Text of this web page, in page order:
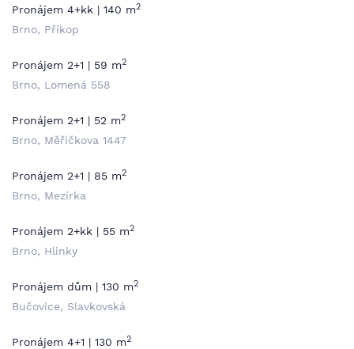
Pronájem 4+kk | 140 m2
Brno, Příkop
Pronájem 2+1 | 59 m2
Brno, Lomená 558
Pronájem 2+1 | 52 m2
Brno, Měřičkova 1447
Pronájem 2+1 | 85 m2
Brno, Mezírka
Pronájem 2+kk | 55 m2
Brno, Hlinky
Pronájem dům | 130 m2
Bučovice, Slavkovská
Pronájem 4+1 | 130 m2